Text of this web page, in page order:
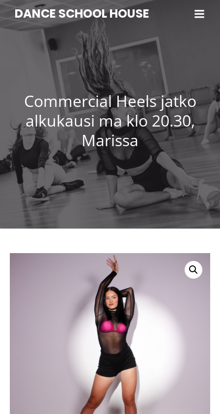
DANCE SCHOOL HOUSE
Commercial Heels jatko
alkukausi ma klo 20.30,
Marissa